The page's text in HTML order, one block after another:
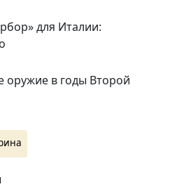
для Италии:
оружие в годы Второй